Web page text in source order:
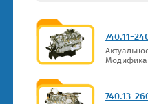
740.11-
740.13-